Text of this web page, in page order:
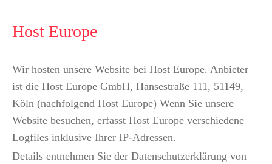
Host Europe
Wir hosten unsere Website bei Host Europe. Anbieter
ist die Host Europe GmbH, Hansestraße 111, 51149,
Köln (nachfolgend Host Europe) Wenn Sie unsere
Website besuchen, erfasst Host Europe verschiedene
Logfiles inklusive Ihrer IP-Adressen.
Details entnehmen Sie der Datenschutzerklärung von